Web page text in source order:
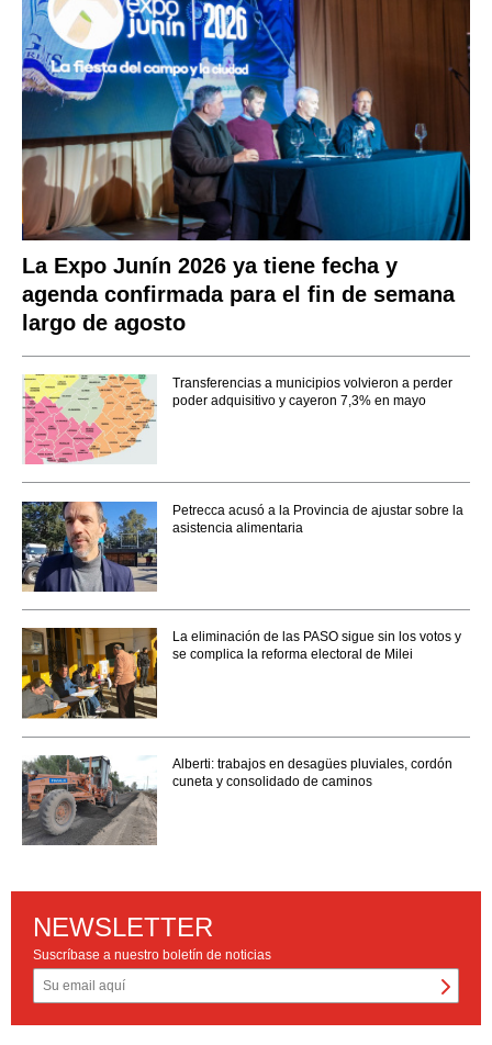
La Expo Junín 2026 ya tiene fecha y
agenda confirmada para el fin de semana
largo de agosto
Transferencias a municipios volvieron a perder
poder adquisitivo y cayeron 7,3% en mayo
Petrecca acusó a la Provincia de ajustar sobre la
asistencia alimentaria
La eliminación de las PASO sigue sin los votos y
se complica la reforma electoral de Milei
Alberti: trabajos en desagües pluviales, cordón
cuneta y consolidado de caminos
NEWSLETTER
Suscríbase a nuestro boletín de noticias